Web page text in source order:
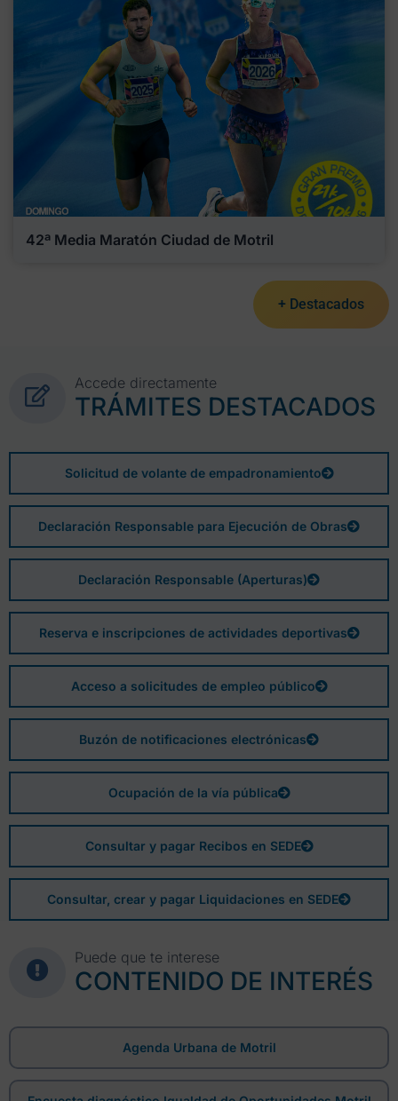
42ª Media Maratón Ciudad de Motril
+ Destacados
Accede directamente
TRÁMITES DESTACADOS
Solicitud de volante de empadronamiento
Declaración Responsable para Ejecución de Obras
Declaración Responsable (Aperturas)
Reserva e inscripciones de actividades deportivas
Acceso a solicitudes de empleo público
Buzón de notificaciones electrónicas
Ocupación de la vía pública
Consultar y pagar Recibos en SEDE
Consultar, crear y pagar Liquidaciones en SEDE
Puede que te interese
CONTENIDO DE INTERÉS
Agenda Urbana de Motril